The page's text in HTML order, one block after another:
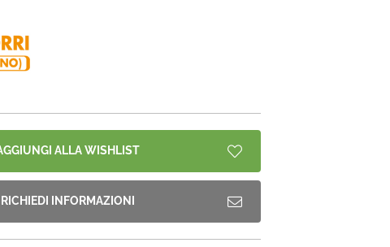
ALLA WISHLIST
RICHIEDI INFORMAZIONI